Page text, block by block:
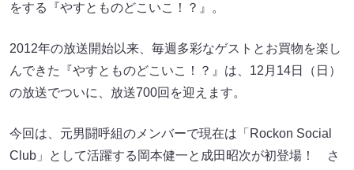
をする『やすとものどこいこ！？』。
2012年の放送開始以来、毎週多彩なゲストとお買物を楽し
んできた『やすとものどこいこ！？』は、12月14日（日）
の放送でついに、放送700回を迎えます。
今回は、元男闘呼組のメンバーで現在は「Rockon Social
Club」として活躍する岡本健一と成田昭次が初登場！ さ